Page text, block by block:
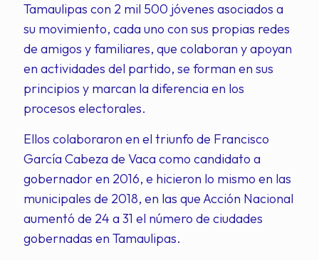
Tamaulipas con 2 mil 500 jóvenes asociados a
su movimiento, cada uno con sus propias redes
de amigos y familiares, que colaboran y apoyan
en actividades del partido, se forman en sus
principios y marcan la diferencia en los
procesos electorales.
Ellos colaboraron en el triunfo de Francisco
García Cabeza de Vaca como candidato a
gobernador en 2016, e hicieron lo mismo en las
municipales de 2018, en las que Acción Nacional
aumentó de 24 a 31 el número de ciudades
gobernadas en Tamaulipas.